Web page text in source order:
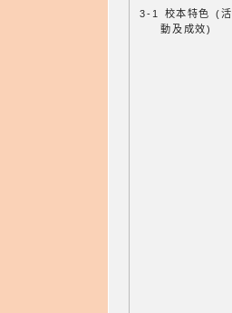
3-1 校本特色 (活
動及成效)